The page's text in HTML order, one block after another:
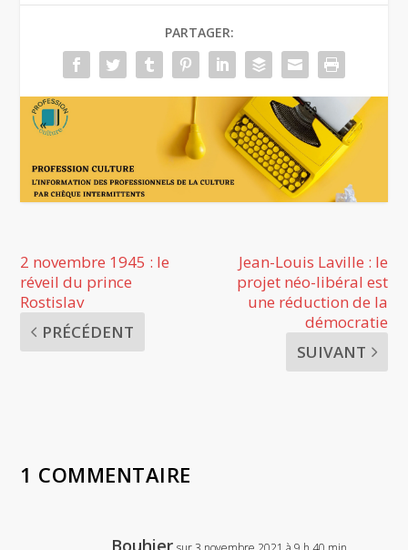
PARTAGER:
2 novembre 1945 : le
réveil du prince
Rostislav
PRÉCÉDENT
Jean-Louis Laville : le
projet néo-libéral est
une réduction de la
démocratie
SUIVANT
1 COMMENTAIRE
Bouhier